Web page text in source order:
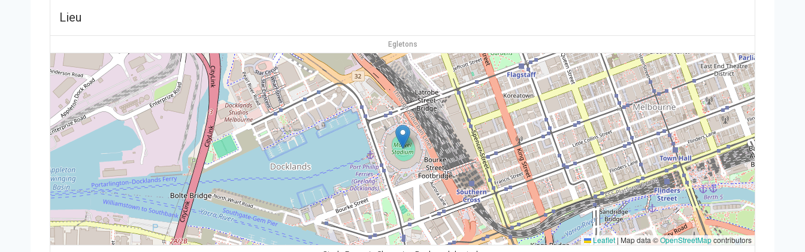
Lieu
Egletons
Leaflet | Map data ©OpenStreetMapcontributors